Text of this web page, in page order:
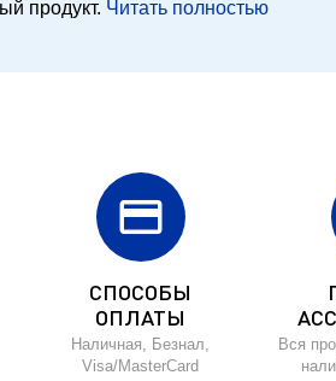
продукт. Читать полностью
credit_card
СПОСОБЫ
ОПЛАТЫ
Наличная, Безнал,
Visa/MasterCard
Вся